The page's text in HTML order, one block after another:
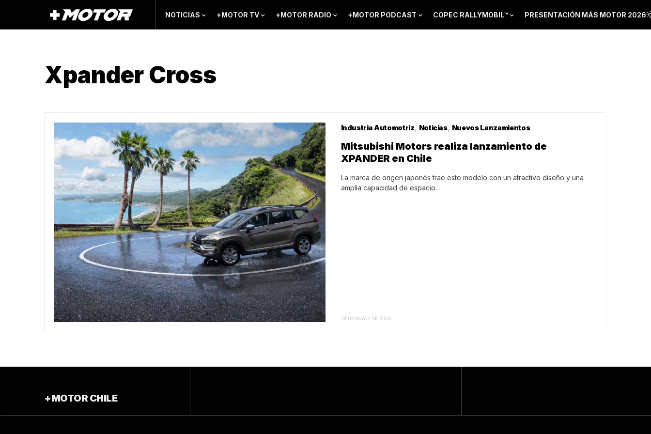
NOTICIAS +MOTOR TV +MOTOR RADIO +MOTOR PODCAST COPEC RALLYMOBIL™ PRESENTACIÓN MÁS MOTOR 2026
Xpander Cross
Industria Automotriz Noticias Nuevos Lanzamientos
Mitsubishi Motors realiza lanzamiento de
XPANDER en Chile
La marca de origen japonés trae este modelo con un atractivo diseño y una
amplia capacidad de espacio…
18 DE MAYO DE 2023
+MOTOR CHILE